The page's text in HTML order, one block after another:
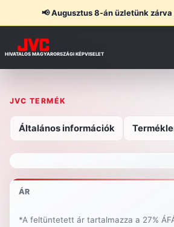
📢Augusztus 8-án üzletünk zárva
HIVATALOS MAGYARORSZÁGI KÉPVISELET
JVC TERMÉK
Általános információk
ÁR
*A feltüntetett ár tartalmazza a 27%